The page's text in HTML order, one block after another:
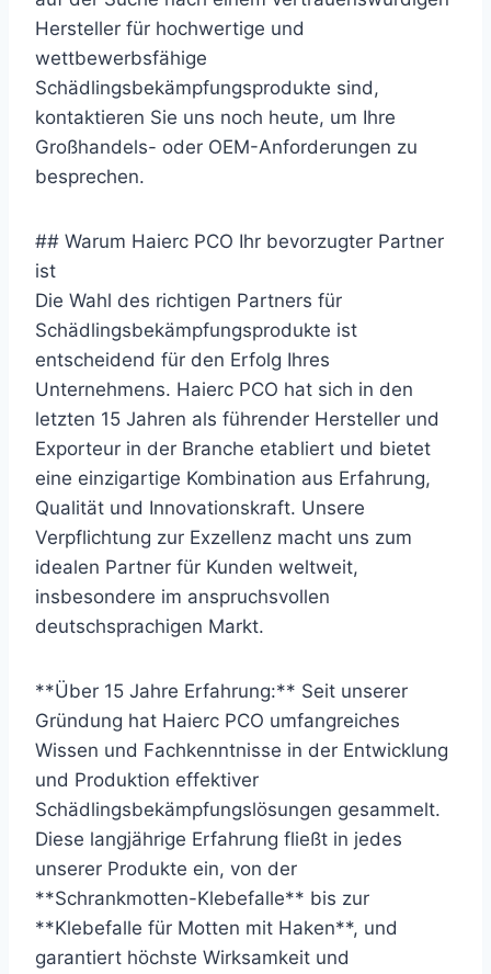
Hersteller für hochwertige und
wettbewerbsfähige
Schädlingsbekämpfungsprodukte sind,
kontaktieren Sie uns noch heute, um Ihre
Großhandels- oder OEM-Anforderungen zu
besprechen.
## Warum Haierc PCO Ihr bevorzugter Partner
ist
Die Wahl des richtigen Partners für
Schädlingsbekämpfungsprodukte ist
entscheidend für den Erfolg Ihres
Unternehmens. Haierc PCO hat sich in den
letzten 15 Jahren als führender Hersteller und
Exporteur in der Branche etabliert und bietet
eine einzigartige Kombination aus Erfahrung,
Qualität und Innovationskraft. Unsere
Verpflichtung zur Exzellenz macht uns zum
idealen Partner für Kunden weltweit,
insbesondere im anspruchsvollen
deutschsprachigen Markt.
**Über 15 Jahre Erfahrung:** Seit unserer
Gründung hat Haierc PCO umfangreiches
Wissen und Fachkenntnisse in der Entwicklung
und Produktion effektiver
Schädlingsbekämpfungslösungen gesammelt.
Diese langjährige Erfahrung fließt in jedes
unserer Produkte ein, von der
**Schrankmotten-Klebefalle** bis zur
**Klebefalle für Motten mit Haken**, und
garantiert höchste Wirksamkeit und